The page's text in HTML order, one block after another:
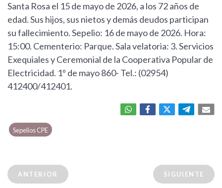
Santa Rosa el 15 de mayo de 2026, a los 72 años de
edad. Sus hijos, sus nietos y demás deudos participan
su fallecimiento. Sepelio: 16 de mayo de 2026. Hora:
15:00. Cementerio: Parque. Sala velatoria: 3. Servicios
Exequiales y Ceremonial de la Cooperativa Popular de
Electricidad. 1º de mayo 860- Tel.: (02954)
412400/412401.
Sepelios CPE
ANTERIOR SIGUIENTE